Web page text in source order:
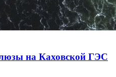
на Каховской ГЭС